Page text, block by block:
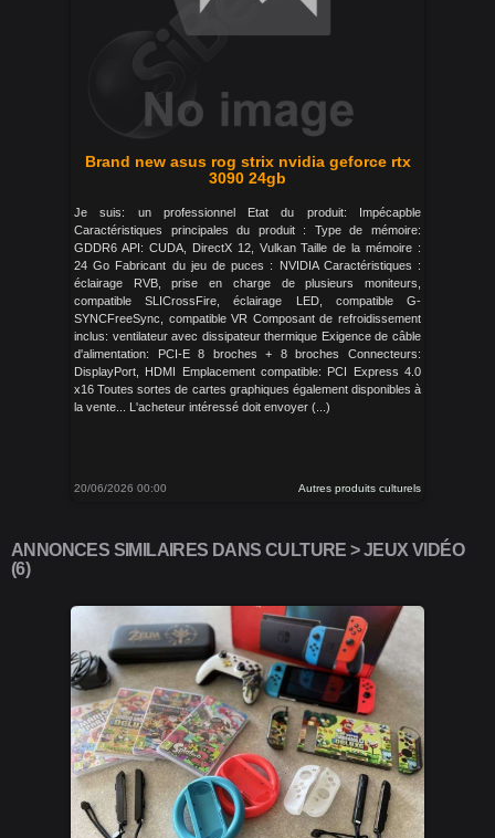
Brand new asus rog strix nvidia geforce rtx
3090 24gb
Je suis: un professionnel Etat du produit: Impécapble
Caractéristiques principales du produit : Type de mémoire:
GDDR6 API: CUDA, DirectX 12, Vulkan Taille de la mémoire :
24 Go Fabricant du jeu de puces : NVIDIA Caractéristiques :
éclairage RVB, prise en charge de plusieurs moniteurs,
compatible SLICrossFire, éclairage LED, compatible G-
SYNCFreeSync, compatible VR Composant de refroidissement
inclus: ventilateur avec dissipateur thermique Exigence de câble
d'alimentation: PCI-E 8 broches + 8 broches Connecteurs:
DisplayPort, HDMI Emplacement compatible: PCI Express 4.0
x16 Toutes sortes de cartes graphiques également disponibles à
la vente... L'acheteur intéressé doit envoyer (...)
20/06/2026 00:00 Autres produits culturels
ANNONCES SIMILAIRES DANS CULTURE > JEUX VIDÉO
(6)